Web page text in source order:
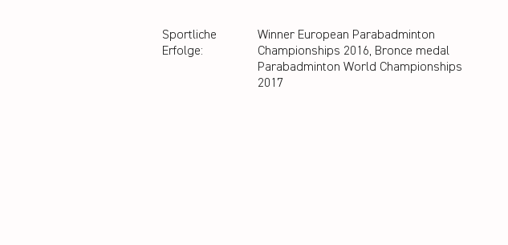
Sportliche
Erfolge:
Winner European Parabadminton
Championships 2016, Bronce medal
Parabadminton World Championships
2017